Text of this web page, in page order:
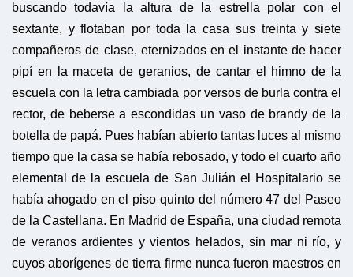
buscando todavía la altura de la estrella polar con el
sextante, y flotaban por toda la casa sus treinta y siete
compañeros de clase, eternizados en el instante de hacer
pipí en la maceta de geranios, de cantar el himno de la
escuela con la letra cambiada por versos de burla contra el
rector, de beberse a escondidas un vaso de brandy de la
botella de papá. Pues habían abierto tantas luces al mismo
tiempo que la casa se había rebosado, y todo el cuarto año
elemental de la escuela de San Julián el Hospitalario se
había ahogado en el piso quinto del número 47 del Paseo
de la Castellana. En Madrid de España, una ciudad remota
de veranos ardientes y vientos helados, sin mar ni río, y
cuyos aborígenes de tierra firme nunca fueron maestros en